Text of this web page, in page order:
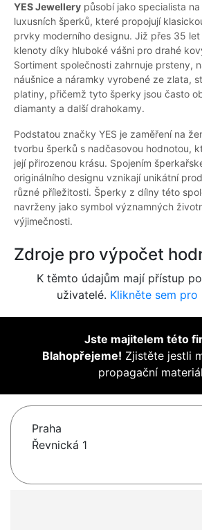
YES Jewellery působí jako specialista
luxusních šperků, které propojují
prvky moderního designu. Již přes 35
klenoty díky hluboké vášni pro drahé
Sortiment společnosti zahrnuje prsteny,
náušnice a náramky vyrobené ze zlata,
platiny, přičemž tyto šperky jsou často
diamanty a další drahokamy.
Podstatou značky YES je zaměření na
tvorbu šperků s nadčasovou hodnotou,
její přirozenou krásu. Spojením
originálního designu vznikají unikátní
různé příležitosti. Šperky z dílny této
navrženy jako symbol významných
výjimečnosti.
Zdroje pro výpočet
K těmto údajům mají přístup
uživatelé. Klikněte sem pro
Jste majitelem této
Blahopřejeme! Zjistěte jestli
propagační
Praha
Řevnická 1